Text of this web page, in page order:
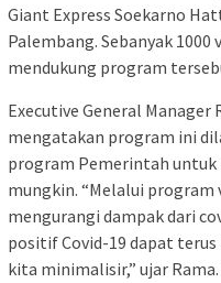
Giant Express Soekarno
Palembang. Sebanyak
mendukung program
Executive General Manager
mengatakan program ini
program Pemerintah untuk
mungkin. “Melalui program
mengurangi dampak dari
positif Covid-19 dapat
kita minimalisir,” ujar